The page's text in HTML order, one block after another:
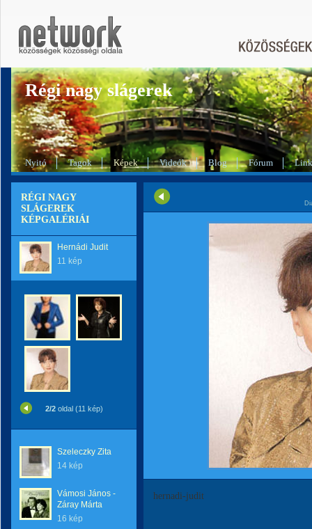
Régi nagy slágerek
Nyitó Tagok Képek Videók Blog Fórum
RÉGI NAGY
SLÁGEREK
KÉPGALÉRIÁI
Hernádi Judit
11 kép
2/2oldal (11 kép)
Szeleczky Zita
14 kép
Vámosi János -
Záray Márta
16 kép
hernadi-judit